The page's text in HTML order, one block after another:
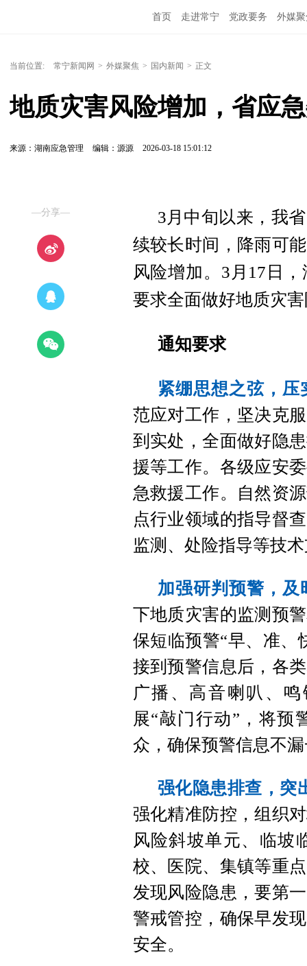
首页 走进常宁 党政要务 外媒
当前位置: 常宁新闻网 > 外媒聚焦 > 国内新闻 > 正文
地质灾害风险增加，省应
来源：湖南应急管理 编辑：源源 2026-03-18 15:01:12
—分享—
3月中旬以来，我
续较长时间，降雨可
风险增加。3月17日
要求全面做好地质灾
通知要求
紧绷思想之弦，压
范应对工作，坚决克
到实处，全面做好隐
援等工作。各级应安
急救援工作。自然资
点行业领域的指导督
监测、处险指导等技
加强研判预警，及
下地质灾害的监测预
保短临预警“早、准、
接到预警信息后，各
广播、高音喇叭、
展“敲门行动”，将预
众，确保预警信息不
强化隐患排查，突
强化精准防控，组织
风险斜坡单元、临坡
校、医院、集镇等重
发现风险隐患，要第
警戒管控，确保早发
安全。